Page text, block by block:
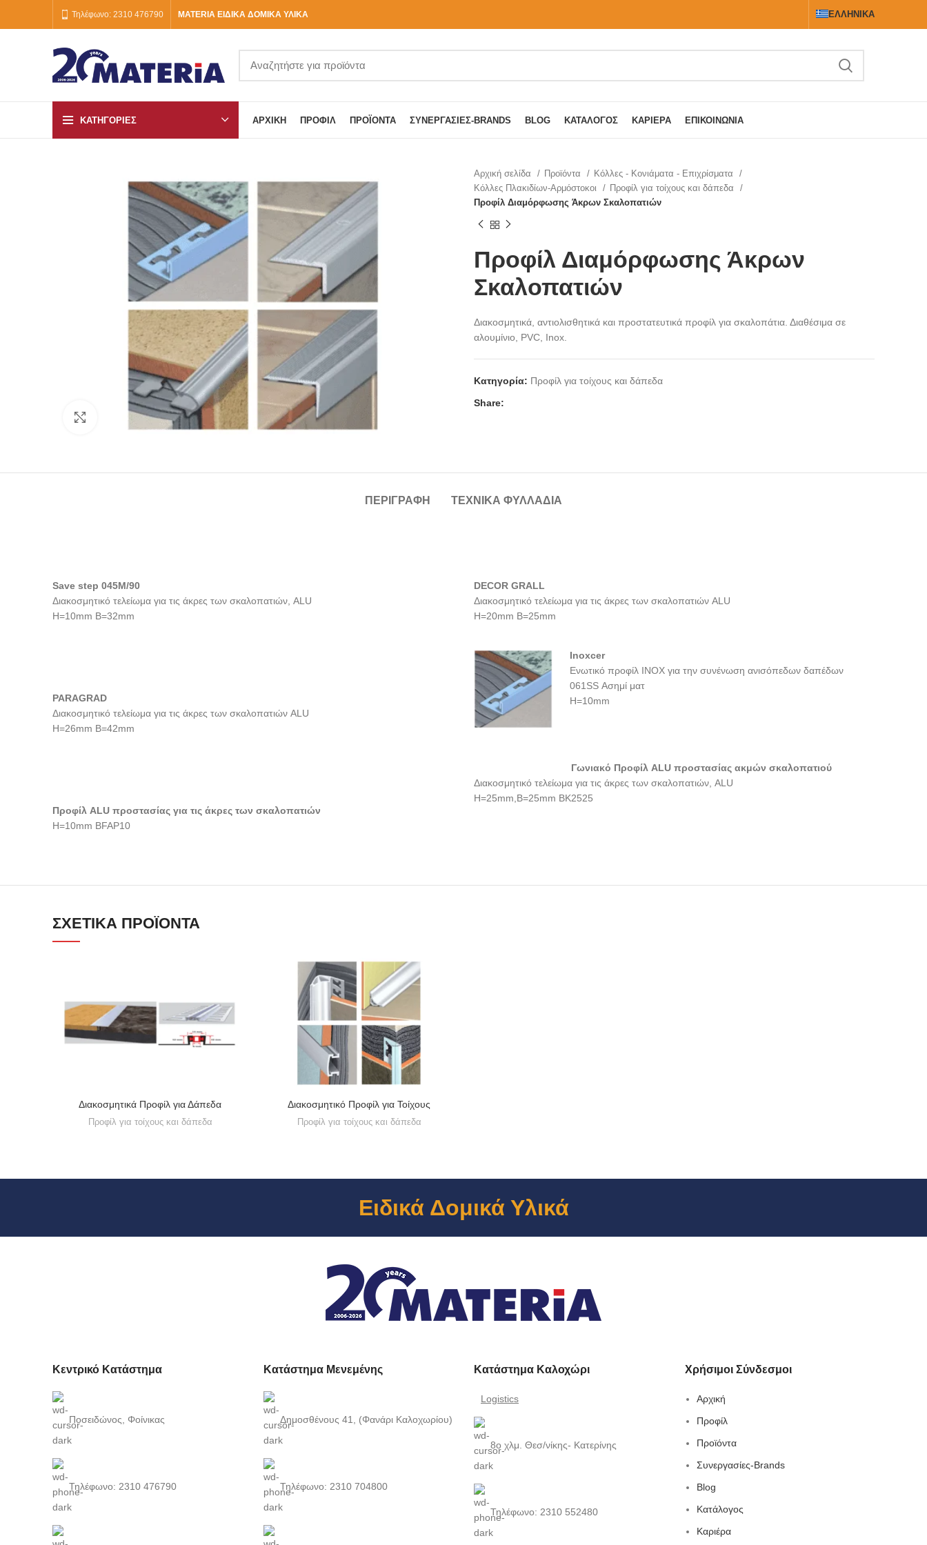
Τηλέφωνο: 2310 476790 MATERIA ΕΙΔΙΚΑ ΔΟΜΙΚΑ ΥΛΙΚΑ ΕΛΛΗΝΙΚΆ
ΚΑΤΗΓΟΡΙΕΣ ΑΡΧΙΚΉ ΠΡΟΦΊΛ ΠΡΟΪΌΝΤΑ ΣΥΝΕΡΓΑΣΊΕΣ-BRANDS BLOG ΚΑΤΆΛΟΓΟΣ ΚΑΡΙΈΡΑ ΕΠΙΚΟΙΝΩΝΊΑ
Click to enlarge
Αρχική σελίδα Προϊόντα
Κόλλες - Κονιάματα - Επιχρίσματα
Κόλλες Πλακιδίων-Αρμόστοκοι
Προφίλ για τοίχους και δάπεδα
Προφίλ Διαμόρφωσης Άκρων Σκαλοπατιών
Προφίλ Διαμόρφωσης Άκρων
Σκαλοπατιών
Διακοσμητικά, αντιολισθητικά και προστατευτικά προφίλ για σκαλοπάτια. Διαθέσιμα σε
αλουμίνιο, PVC, Inox.
Κατηγορία: Προφίλ για τοίχους και δάπεδα
Share:
ΠΕΡΙΓΡΑΦΉ ΤΕΧΝΙΚΆ ΦΥΛΛΆΔΙΑ
Save step 045M/90
Διακοσμητικό τελείωμα για τις άκρες των σκαλοπατιών, ALU
H=10mm B=32mm
DECOR GRALL
Διακοσμητικό τελείωμα για τις άκρες των σκαλοπατιών ALU
H=20mm B=25mm
PARAGRAD
Διακοσμητικό τελείωμα για τις άκρες των σκαλοπατιών ALU
H=26mm B=42mm
Inoxcer
Ενωτικό προφίλ INOX για την συνένωση ανισόπεδων δαπέδων
061SS Ασημί ματ
H=10mm
Προφίλ ALU προστασίας για τις άκρες των σκαλοπατιών
H=10mm BFAP10
Γωνιακό Προφίλ ALU προστασίας ακμών σκαλοπατιού
Διακοσμητικό τελείωμα για τις άκρες των σκαλοπατιών, ALU
H=25mm,B=25mm BK2525
ΣΧΕΤΙΚΆ ΠΡΟΪΌΝΤΑ
Διακοσμητικά Προφίλ για Δάπεδα
Προφίλ για τοίχους και δάπεδα
Διακοσμητικό Προφίλ για Τοίχους
Προφίλ για τοίχους και δάπεδα
Ειδικά Δομικά Υλικά
Κεντρικό Κατάστημα
Ποσειδώνος, Φοίνικας
Τηλέφωνο: 2310 476790
Κατάστημα Μενεμένης
Δημοσθένους 41, (Φανάρι Καλοχωρίου)
Τηλέφωνο: 2310 704800
Κατάστημα Καλοχώρι
Logistics
8ο χλμ. Θεσ/νίκης- Κατερίνης
Τηλέφωνο: 2310 552480
Χρήσιμοι Σύνδεσμοι
Αρχική
Προφίλ
Προϊόντα
Συνεργασίες-Brands
Blog
Κατάλογος
Καριέρα